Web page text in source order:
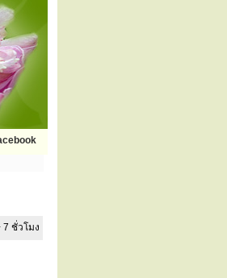
7 ชั่วโมง